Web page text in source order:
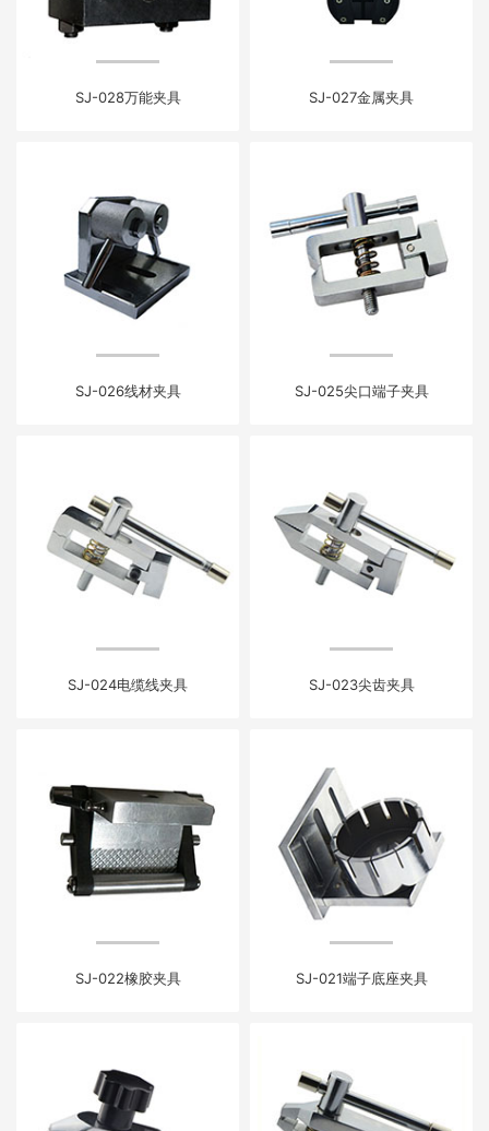
SJ-028万能夹具 SJ-027金属夹具
SJ-026线材夹具 SJ-025尖口端子夹具
SJ-024电缆线夹具 SJ-023尖齿夹具
SJ-022橡胶夹具 SJ-021端子底座夹具